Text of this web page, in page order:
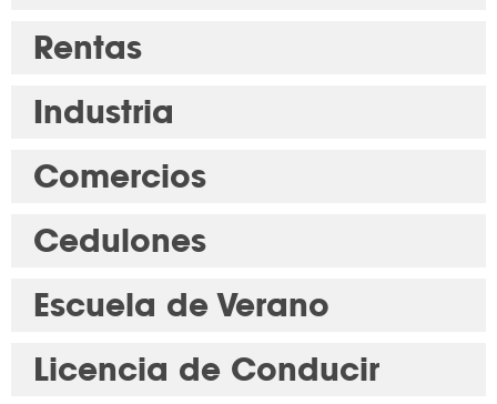
Rentas
Industria
Comercios
Cedulones
Escuela de Verano
Licencia de Conducir